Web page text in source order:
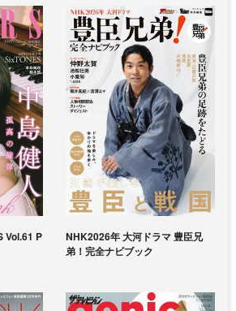
Vol.61 P
NHK2026年 大河ドラマ 豊臣兄
弟！完全ナビブック